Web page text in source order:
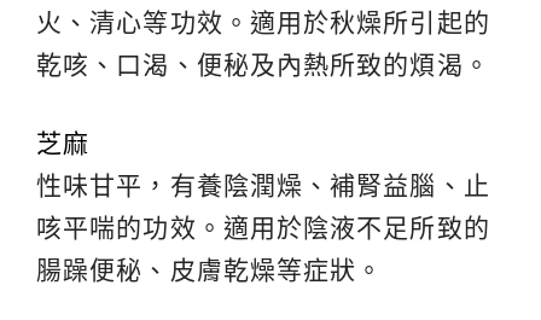
火、清心等功效。適用於秋燥所引起的
乾咳、口渴、便秘及內熱所致的煩渴。
芝麻
性味甘平，有養陰潤燥、補腎益腦、止
咳平喘的功效。適用於陰液不足所致的
腸躁便秘、皮膚乾燥等症狀。